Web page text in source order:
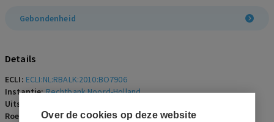
Over de cookies op deze website
Gebondenheid
Details
ECLI: ECLI:NL:RBALK:2010:BO7906
Instantie:Rechtbank Noord-Holland
Uitspraakdatum:
Roepnaam:werknemer/Leeuwenkamp 4X4 BV